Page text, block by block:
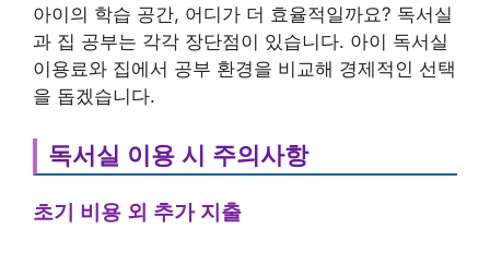
아이의 학습 공간, 어디가 더 효율적일까요? 독서실
과 집 공부는 각각 장단점이 있습니다. 아이 독서실
이용료와 집에서 공부 환경을 비교해 경제적인 선택
을 돕겠습니다.
독서실 이용 시 주의사항
초기 비용 외 추가 지출